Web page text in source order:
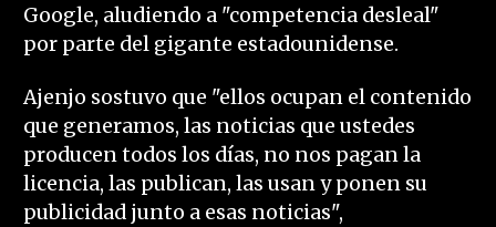
Google, aludiendo a "competencia desleal"
por parte del gigante estadounidense.
Ajenjo sostuvo que "ellos ocupan el contenido
que generamos, las noticias que ustedes
producen todos los días, no nos pagan la
licencia, las publican, las usan y ponen su
publicidad junto a esas noticias",